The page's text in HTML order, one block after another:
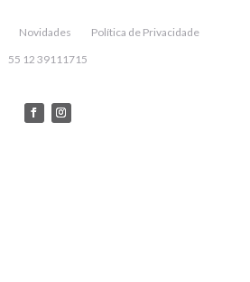
Novidades
Política de Privacidade
55 12 39111715